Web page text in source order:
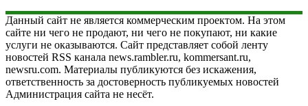
Данный сайт не является коммерческим проектом. На этом
сайте ни чего не продают, ни чего не покупают, ни какие
услуги не оказываются. Сайт представляет собой ленту
новостей RSS канала news.rambler.ru, kommersant.ru,
newsru.com. Материалы публикуются без искажения,
ответственность за достоверность публикуемых новостей
Администрация сайта не несёт.